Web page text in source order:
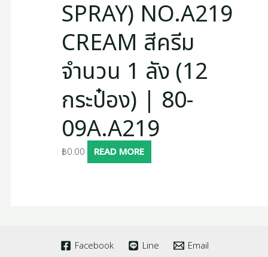
SPRAY) NO.A219
CREAM สีครีม
จำนวน 1 ลัง (12
กระป๋อง) | 80-
09A.A219
฿0.00 READ MORE
Facebook Line Email